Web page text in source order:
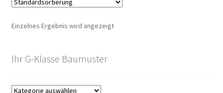
Einzelnes Ergebnis wird angezeigt
Ihr G-Klasse Baumuster